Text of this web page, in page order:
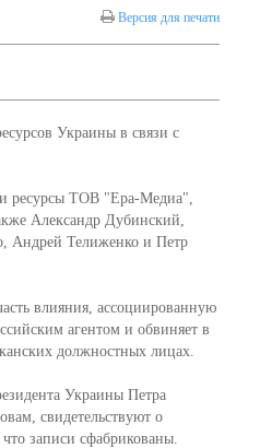
Версия для печати
Украины в связи с
ресурсы ТОВ "Ера-Медиа",
Александр Дубинский,
Андрей Телиженко и Петр
влияния, ассоциированную
агентом и обвиняет в
должностных лицах.
Украины Петра
свидетельствуют о
записи сфабрикованы.